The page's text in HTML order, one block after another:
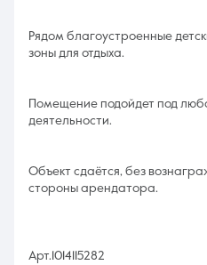
Рядом благоустроенные
зоны для отдыха.
Помещение подойдет под
деятельности.
Объект сдаётся, без
стороны арендатора.
Арт.1014115282